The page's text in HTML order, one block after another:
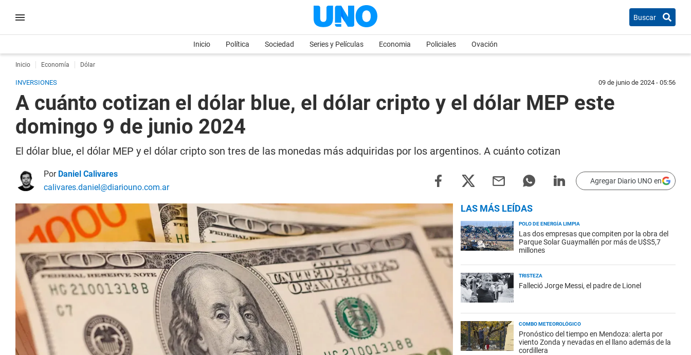
Buscar
Inicio Política Sociedad Series y Películas Economia Policiales Ovación
Inicio Economía Dólar
INVERSIONES 09 de junio de 2024 - 05:56
A cuánto cotizan el dólar blue, el dólar cripto y el dólar MEP este
domingo 9 de junio 2024
El dólar blue, el dólar MEP y el dólar cripto son tres de las monedas más adquiridas por los argentinos. A cuánto cotizan
Por Daniel Calivares
calivares.daniel@diariouno.com.ar
Agregar Diario UNO en
LAS MÁS LEÍDAS
POLO DE ENERGÍA LIMPIA
Las dos empresas que compiten por la obra del
Parque Solar Guaymallén por más de U$S5,7
millones
TRISTEZA
Falleció Jorge Messi, el padre de Lionel
COMBO METEOROLÓGICO
Pronóstico del tiempo en Mendoza: alerta por
viento Zonda y nevadas en el llano además de la
cordillera